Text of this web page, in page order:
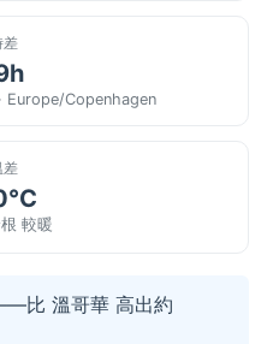
差
Europe/Copenhagen
差
較暖
比 溫哥華 高出約